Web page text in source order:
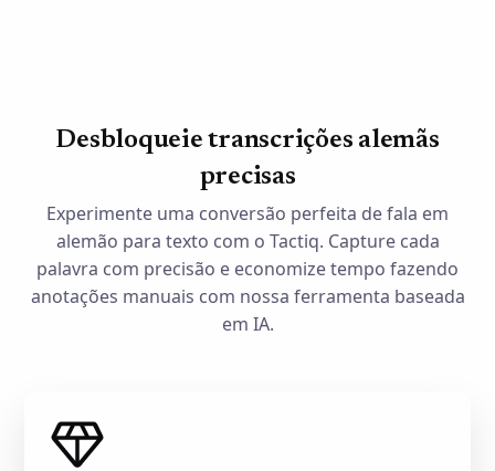
Desbloqueie transcrições alemãs
precisas
Experimente uma conversão perfeita de fala em
alemão para texto com o Tactiq. Capture cada
palavra com precisão e economize tempo fazendo
anotações manuais com nossa ferramenta baseada
em IA.